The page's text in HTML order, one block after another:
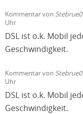
Kommentar von
Uhr
DSL ist o.k. Mobil
Geschwindigkeit.
Kommentar von
Uhr
DSL ist o.k. Mobil
Geschwindigkeit.